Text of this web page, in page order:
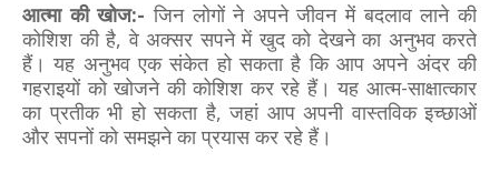
आत्मा की खोज:-जिन लोगों ने अपने जीवन में बदलाव लाने की
कोशिश की है, वे अक्सर सपने में खुद को देखने का अनुभव करते
हैं। यह अनुभव एक संकेत हो सकता है कि आप अपने अंदर की
गहराइयों को खोजने की कोशिश कर रहे हैं। यह आत्म-साक्षात्कार
का प्रतीक भी हो सकता है, जहां आप अपनी वास्तविक इच्छाओं
और सपनों को समझने का प्रयास कर रहे हैं।